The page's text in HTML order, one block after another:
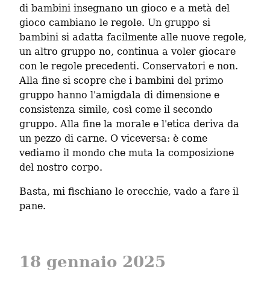
di bambini insegnano un gioco e a metà del
gioco cambiano le regole. Un gruppo si
bambini si adatta facilmente alle nuove regole,
un altro gruppo no, continua a voler giocare
con le regole precedenti. Conservatori e non.
Alla fine si scopre che i bambini del primo
gruppo hanno l'amigdala di dimensione e
consistenza simile, così come il secondo
gruppo. Alla fine la morale e l'etica deriva da
un pezzo di carne. O viceversa: è come
vediamo il mondo che muta la composizione
del nostro corpo.
Basta, mi fischiano le orecchie, vado a fare il
pane.
18 gennaio 2025